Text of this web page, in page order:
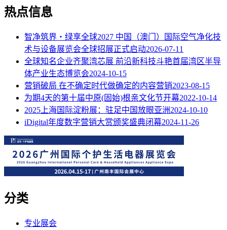
热点信息
智净筑界・绿享全球2027 中国（澳门）国际空气净化技
术与设备展览会全球招展正式启动2026-07-11
全球知名企业齐聚湾芯展 前沿新科技斗艳首届湾区半导
体产业生态博览会2024-10-15
营销破局 在不确定时代做确定的内容营销2023-08-15
为期4天的第十届中原(固始)根亲文化节开幕2022-10-14
2025上海国际淀粉展：驻足中国放眼亚洲2024-10-10
iDigital年度数字营销大赏颁奖盛典闭幕2024-11-26
分类
专业展会